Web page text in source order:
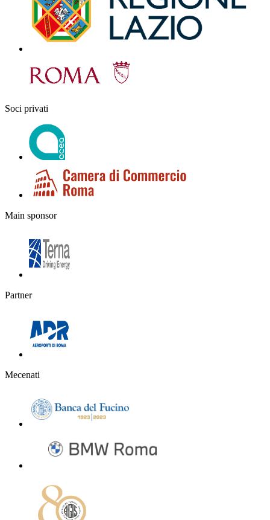
Soci privati
Main sponsor
Partner
Mecenati